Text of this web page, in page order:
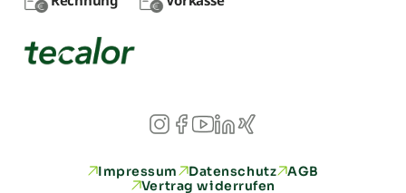
Impressum Datenschutz
AGB
Vertrag widerrufen